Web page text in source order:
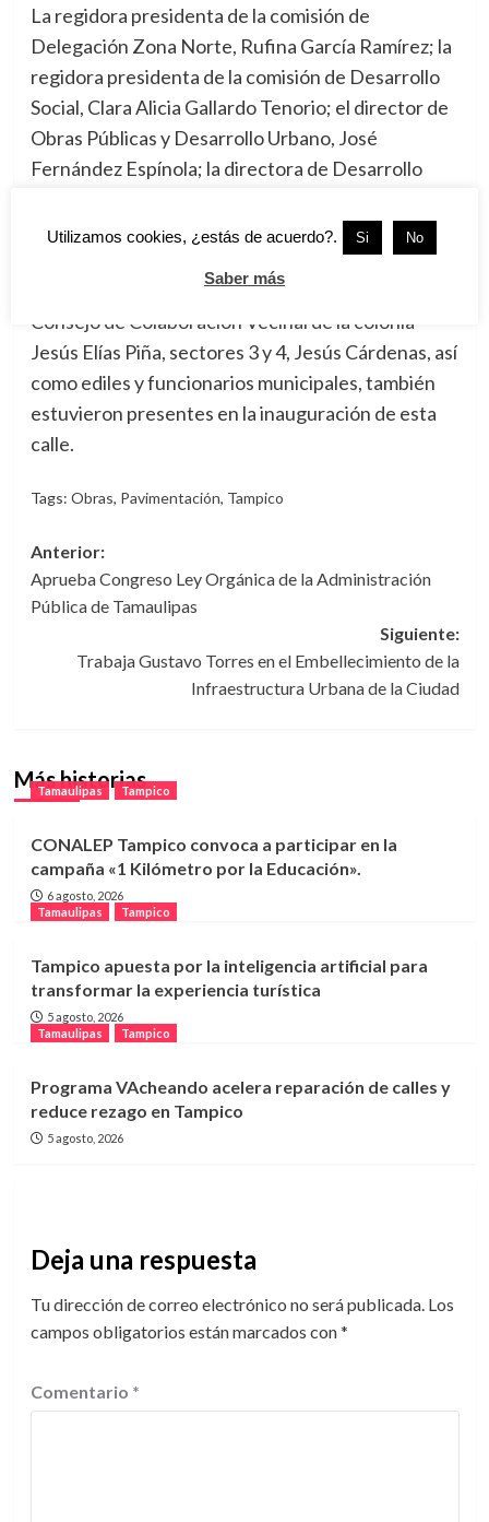
La regidora presidenta de la comisión de
Delegación Zona Norte, Rufina García Ramírez; la
regidora presidenta de la comisión de Desarrollo
Social, Clara Alicia Gallardo Tenorio; el director de
Obras Públicas y Desarrollo Urbano, José
Fernández Espínola; la directora de Desarrollo
representante del Consejo de Colaboración
Vecinal de la colonia Jesús Elías Piña, sectores 5 y
6, Margarita Rivera Jasso; el representante del
Consejo de Colaboración Vecinal de la colonia
Jesús Elías Piña, sectores 3 y 4, Jesús Cárdenas, así
como ediles y funcionarios municipales, también
estuvieron presentes en la inauguración de esta
calle.
Tags: Obras, Pavimentación, Tampico
Navegación
de
entradas
Anterior:
Aprueba Congreso Ley Orgánica de la Administración
Pública de Tamaulipas
Siguiente:
Trabaja Gustavo Torres en el Embellecimiento de la
Infraestructura Urbana de la Ciudad
Más historias
Tamaulipas Tampico
CONALEP Tampico convoca a participar en la
campaña «1 Kilómetro por la Educación».
6 agosto, 2026
Tamaulipas
Tampico
Tampico apuesta por la inteligencia artificial para
transformar la experiencia turística
5 agosto, 2026
Tamaulipas
Tampico
Programa VAcheando acelera reparación de calles y
reduce rezago en Tampico
5 agosto, 2026
Deja una respuesta
Tu dirección de correo electrónico no será publicada. Los
campos obligatorios están marcados con*
Comentario *
Utilizamos cookies, ¿estás de acuerdo?. Si No
Saber más